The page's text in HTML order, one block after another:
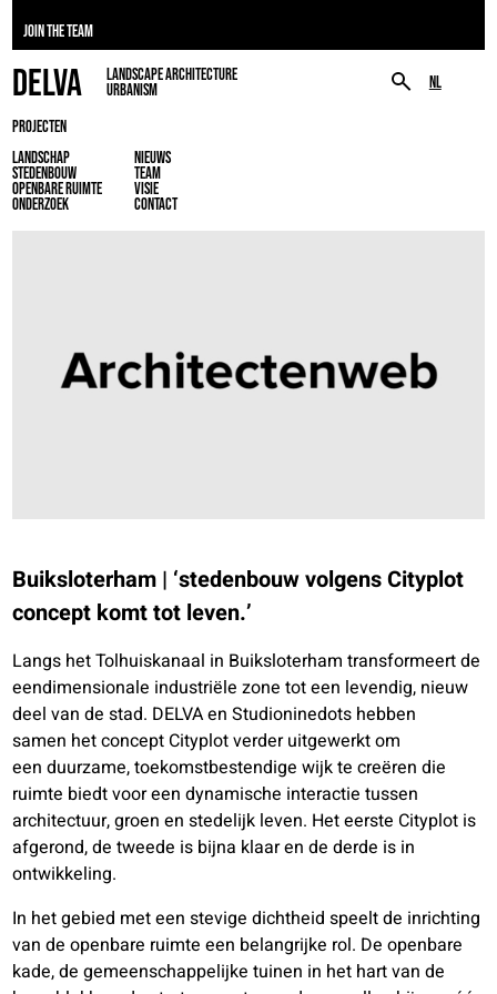
JOIN THE TEAM
NL
DELVA
LANDSCAPE ARCHITECTURE
URBANISM
PROJECTEN
LANDSCHAP
STEDENBOUW
OPENBARE RUIMTE
ONDERZOEK
NIEUWS
TEAM
VISIE
CONTACT
Buiksloterham | ‘stedenbouw volgens Cityplot
concept komt tot leven.’
Langs het Tolhuiskanaal in Buiksloterham transformeert de
eendimensionale industriële zone tot een levendig, nieuw
deel van de stad. DELVA en Studioninedots hebben
samen het concept Cityplot verder uitgewerkt om
een duurzame, toekomstbestendige wijk te creëren die
ruimte biedt voor een dynamische interactie tussen
architectuur, groen en stedelijk leven. Het eerste Cityplot is
afgerond, de tweede is bijna klaar en de derde is in
ontwikkeling.
In het gebied met een stevige dichtheid speelt de inrichting
van de openbare ruimte een belangrijke rol. De openbare
kade, de gemeenschappelijke tuinen in het hart van de